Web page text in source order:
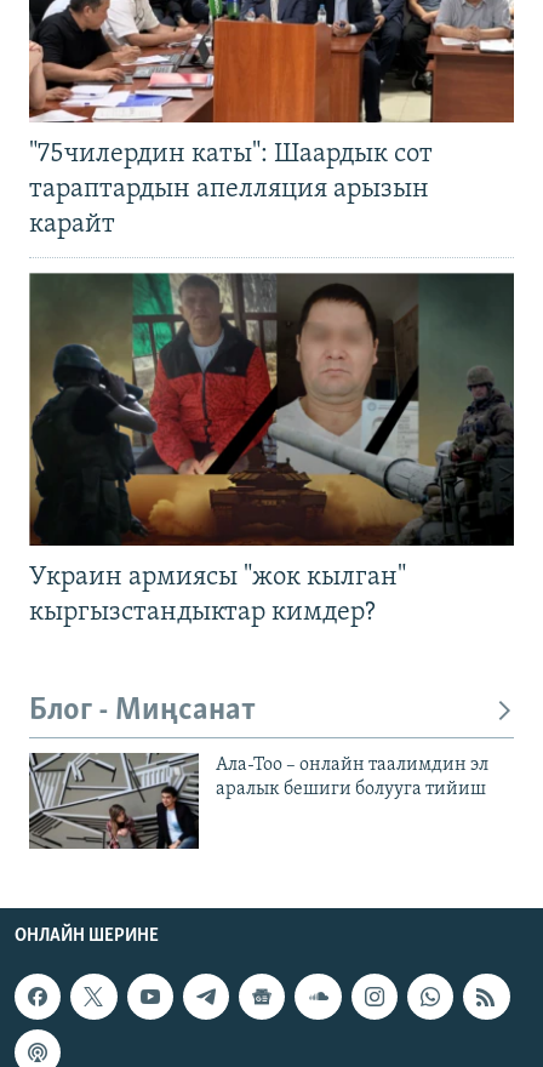
"75чилердин каты": Шаардык сот
тараптардын апелляция арызын
карайт
Украин армиясы "жок кылган"
кыргызстандыктар кимдер?
Блог - Миңсанат
Ала-Тоо – онлайн таалимдин эл
аралык бешиги болууга тийиш
ОНЛАЙН ШЕРИНЕ